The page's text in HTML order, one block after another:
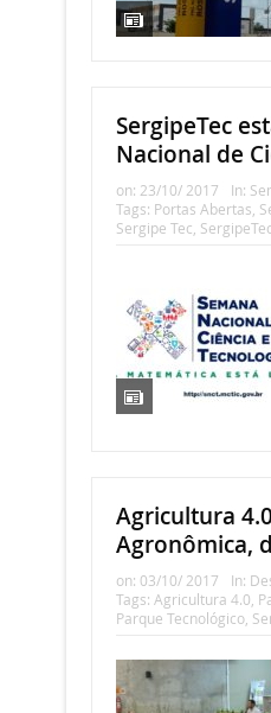
SergipeTec
Nacional de
on: 23/10/ 2017 In:
Tags: Portas Abertas
Sergipe Tec SergipeTec
Agricultura
Agronômica,
on: 03/10/ 2017 In:
Tags: Agricultura 4.0,
Parque Tecnológico,